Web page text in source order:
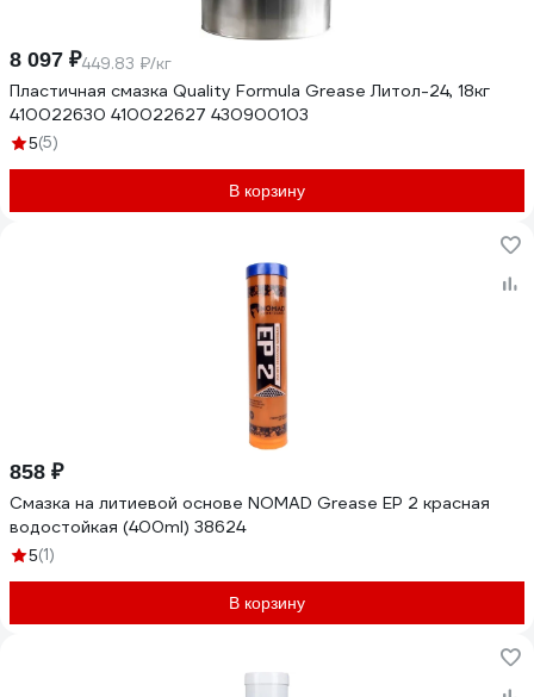
8 097 ₽449.83 ₽/кг
Пластичная смазка Quality Formula Grease Литол-24, 18кг
410022630 410022627 430900103
5(5)
В корзину
858 ₽
Смазка на литиевой основе NOMAD Grease EP 2 красная
водостойкая (400ml) 38624
5(1)
В корзину